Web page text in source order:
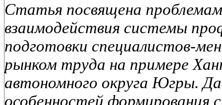
Статья посвящена
взаимодействия системы
подготовки специалистов-
рынком труда на примере
автономного округа Югры.
особенностей формирования